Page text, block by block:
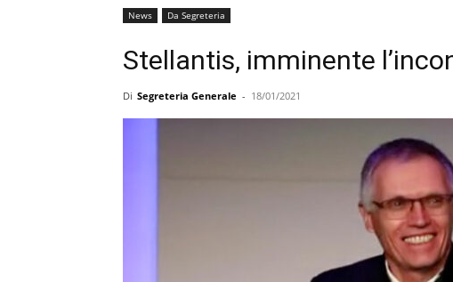
News Da Segreteria
Stellantis, imminente
Di Segreteria Generale - 18/01/2021